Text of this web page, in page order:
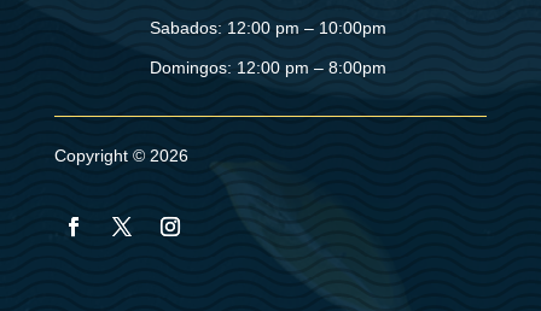
Sabados: 12:00 pm – 10:00pm
Domingos: 12:00 pm – 8:00pm
Copyright © 2026